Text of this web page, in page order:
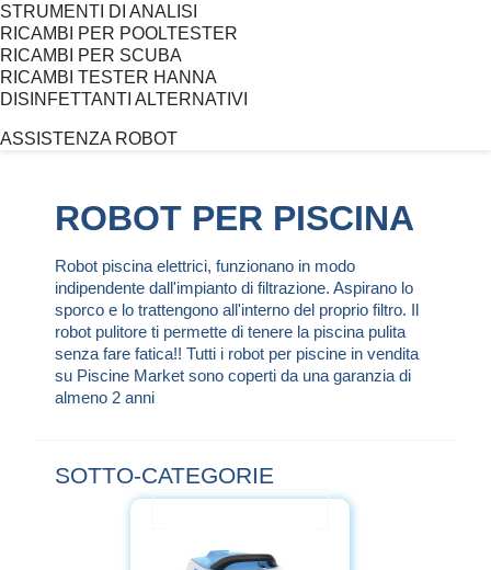
STRUMENTI DI ANALISI
RICAMBI PER POOLTESTER
RICAMBI PER SCUBA
RICAMBI TESTER HANNA
DISINFETTANTI ALTERNATIVI
ASSISTENZA ROBOT
ROBOT PER PISCINA
Robot piscina elettrici, funzionano in modo
indipendente dall'impianto di filtrazione. Aspirano lo
sporco e lo trattengono all'interno del proprio filtro. Il
robot pulitore ti permette di tenere la piscina pulita
senza fare fatica!! Tutti i robot per piscine in vendita
su Piscine Market sono coperti da una garanzia di
almeno 2 anni
SOTTO-CATEGORIE